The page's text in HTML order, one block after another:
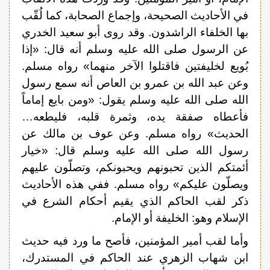
في الأحاديث الصحيحة، وإجماع الصحابة، كما لُقّب
بها الخلفاء الراشدون. وقد روى أبو سعيد الخدري
عن الرسول صلى الله عليه وسلم أنه قال: «إذا
بُويع لخليفتين فاقتلوا الآخر منهما» رواه مسلم.
وعن عبد الله بن عمرو بن العاص أنه سمع رسول
الله صلى الله عليه وسلم يقول: «ومن بايع إماماً
فأعطاه صفقة يده، وثمرة قلبه، فليطعه…
الحديث» رواه مسلم. وعن عوف بن مالك عن
رسول الله صلى الله عليه وسلم قال: «خيار
أئمتكم الذين تحبونهم ويحبونكم، وتصلّون عليهم
ويصلّون عليكم» رواه مسلم. ففي هذه الأحاديث
ذكر لقب الحاكم الذي يقيم أحكام الشرع في
الإسلام وهو: الخليفة أو الإمام.
وأما لقب أمير المؤمنين، فأصح ما ورد فيه حديث
ابن شهاب الزهري عند الحاكم في المستدرك،